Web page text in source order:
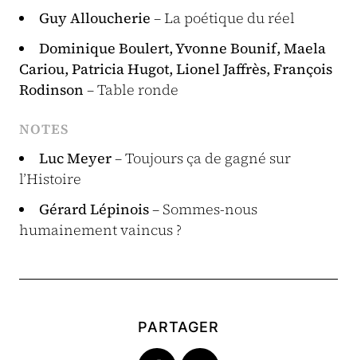
Guy Alloucherie – La poétique du réel
Dominique Boulert, Yvonne Bounif, Maela
Cariou, Patricia Hugot, Lionel Jaffrès, François
Rodinson – Table ronde
NOTES
Luc Meyer– Toujours ça de gagné sur
l’Histoire
Gérard Lépinois– Sommes-nous
humainement vaincus ?
PARTAGER